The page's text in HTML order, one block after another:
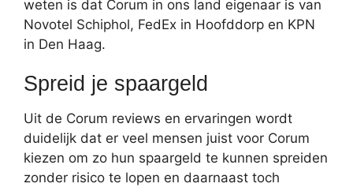
weten is dat Corum in ons land eigenaar is van
Novotel Schiphol, FedEx in Hoofddorp en KPN
in Den Haag.
Spreid je spaargeld
Uit de Corum reviews en ervaringen wordt
duidelijk dat er veel mensen juist voor Corum
kiezen om zo hun spaargeld te kunnen spreiden
zonder risico te lopen en daarnaast toch